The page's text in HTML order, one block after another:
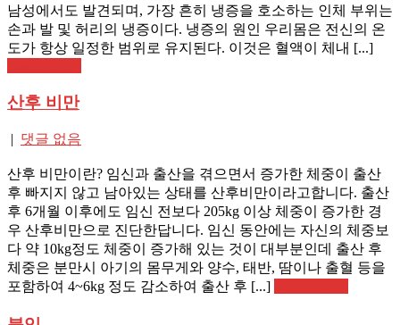
남성에서도 발견되며, 가장 흔히 냉증을 호소하는 인체 부위는
손과 발 및 허리의 냉증이다. 냉증의 원인 우리몸은 전신의 온
도가 항상 일정한 범위로 유지된다. 이것은 혈액이 체내 [...]
산후 비만
| 댓글 없음
산후 비만이란? 임신과 출산을 겪으면서 증가한 체중이 출산
후 빠지지 않고 남아있는 상태를 산후비만이라고합니다. 출산
후 6개월 이후에도 임신 전보다 205kg 이상 체중이 증가한 경
우 산후비만으로 진단한답니다. 임신 동안에는 자신의 체중보
다 약 10kg정도 체중이 증가해 있는 것이 대부분인데 출산 후
체중은 분만시 아기의 몸무게와 양수, 태반, 땀이나 출혈 등을
포함하여 4~6kg 정도 감소하여 출산 후 [...]